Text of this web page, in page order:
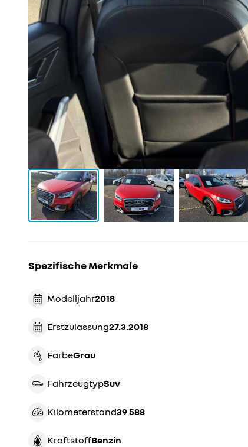
Spezifische Merkmale
Modelljahr 2018
Erstzulassung 27.3.2018
Farbe grau
Fahrzeugtyp suv
Kilometerstand 39 588
Kraftstoff Benzin